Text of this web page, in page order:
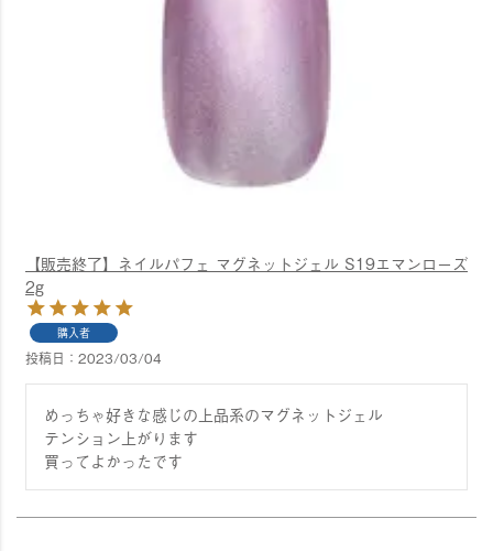
【販売終了】ネイルパフェ マグネットジェル S19エマンローズ
2g
購入者
投稿日 2023/03/04
めっちゃ好きな感じの上品系のマグネットジェル
テンション上がります
買ってよかったです